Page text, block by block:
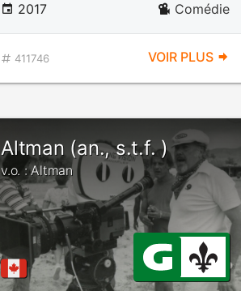
2017 Comédie
411746 VOIR PLUS
Altman (an., s.t.f. )
v.o. : Altman